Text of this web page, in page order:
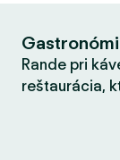
Rande pri
reštaurácia,